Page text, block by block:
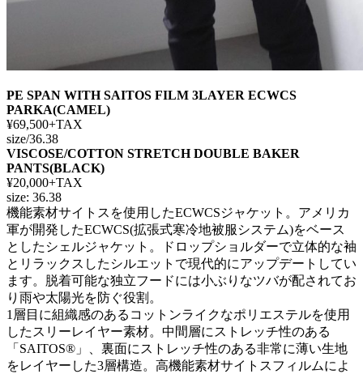
PE SPAN WITH SAITOS FILM 3LAYER ECWCS
PARKA(CAMEL)
¥69,500+TAX
size/36.38
VISCOSE/COTTON STRETCH DOUBLE BAKER
PANTS(BLACK)
¥20,000+TAX
size: 36.38
機能素材サイトスを使用したECWCSジャケット。アメリカ
軍が開発したECWCS(拡張式寒冷地被服システム)をベース
としたシェルジャケット。ドロップショルダーで立体的な袖
とリラックスしたシルエットで現代的にアップデートしてい
ます。脱着可能な独立フードには小ぶりなツバが配されてお
り雨や太陽光を防ぐ役割。
1層目に組織感のあるコットンライクなポリエステルを使用
したスリーレイヤー素材。中間層にストレッチ性のある
「SAITOS®」、裏面にストレッチ性のある非常に薄い生地
をレイヤーした3層構造。高機能素材サイトスフィルムによ